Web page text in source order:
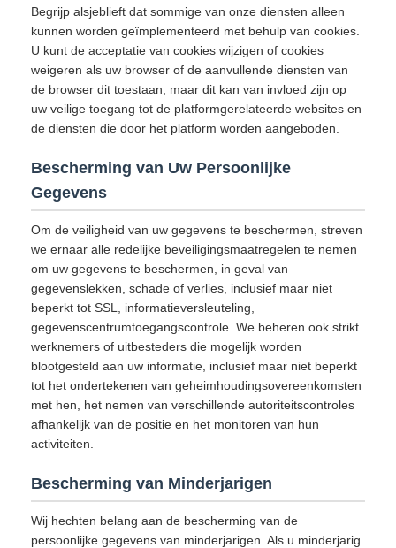
Begrijp alsjeblieft dat sommige van onze diensten alleen
kunnen worden geïmplementeerd met behulp van cookies.
U kunt de acceptatie van cookies wijzigen of cookies
weigeren als uw browser of de aanvullende diensten van
de browser dit toestaan, maar dit kan van invloed zijn op
uw veilige toegang tot de platformgerelateerde websites en
de diensten die door het platform worden aangeboden.
Bescherming van Uw Persoonlijke
Gegevens
Om de veiligheid van uw gegevens te beschermen, streven
we ernaar alle redelijke beveiligingsmaatregelen te nemen
om uw gegevens te beschermen, in geval van
gegevenslekken, schade of verlies, inclusief maar niet
beperkt tot SSL, informatieversleuteling,
gegevenscentrumtoegangscontrole. We beheren ook strikt
werknemers of uitbesteders die mogelijk worden
blootgesteld aan uw informatie, inclusief maar niet beperkt
tot het ondertekenen van geheimhoudingsovereenkomsten
met hen, het nemen van verschillende autoriteitscontroles
afhankelijk van de positie en het monitoren van hun
activiteiten.
Bescherming van Minderjarigen
Wij hechten belang aan de bescherming van de
persoonlijke gegevens van minderjarigen. Als u minderjarig